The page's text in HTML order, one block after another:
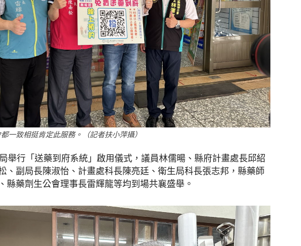
一致相挺肯定此服務。（記者扶小萍攝）
舉行「送藥到府系統」啟用儀式，議員林儒暘、縣府計畫處長邱紹
、副局長陳淑怡、計畫處科長陳亮廷、衛生局科長張志邦，縣藥師
縣藥劑生公會理事長雷輝龍等均到場共襄盛舉。